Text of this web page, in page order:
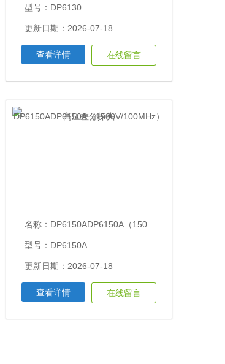
型号：DP6130
更新日期：2026-07-18
查看详情 在线留言
名称： DP6150ADP6150A（1500V/100MHz）高压差分探头
型号：DP6150A
更新日期：2026-07-18
查看详情 在线留言